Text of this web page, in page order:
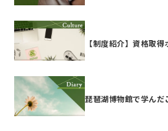
【制度紹介】資格取
琵琶湖博物館で学んだ